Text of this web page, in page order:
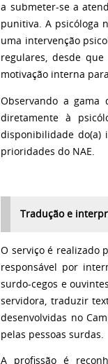
a submeter-se a
punitiva. A psicóloga
uma intervenção
regulares, desde
motivação interna
Observando a gama
diretamente à
disponibilidade do(a)
prioridades do NAE.
Tradução e
O serviço é realizado
responsável por
surdo-cegos e
servidora, traduzir
desenvolvidas no C
pelas pessoas surdas.
A profissão é